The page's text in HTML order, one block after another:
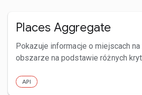
Places Aggregate
Pokazuje informacje o miejscach
obszarze na podstawie różnych
API